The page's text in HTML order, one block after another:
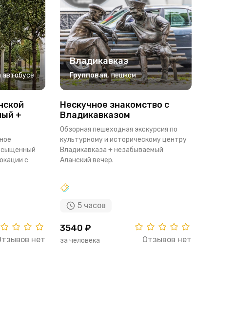
автобусе
+
с
нет
Владикавказ
Групповая, пешком
Нескучное знакомство с
Владикавказом
Обзорная пешеходная экскурсия по
культурному и историческому центру
Владикавказа + незабываемый
Аланский вечер.
5 часов
3540 ₽
за человека Отзывов нет